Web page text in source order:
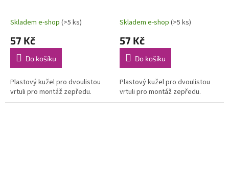
Skladem e-shop (>5 ks)
57 Kč
Do košíku
Plastový kužel pro dvoulistou
vrtuli pro montáž zepředu.
Skladem e-shop (>5 ks)
57 Kč
Do košíku
Plastový kužel pro dvoulistou
vrtuli pro montáž zepředu.